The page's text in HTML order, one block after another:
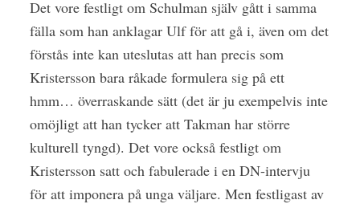
Det vore festligt om Schulman själv gått i samma
fälla som han anklagar Ulf för att gå i, även om det
förstås inte kan uteslutas att han precis som
Kristersson bara råkade formulera sig på ett
hmm… överraskande sätt (det är ju exempelvis inte
omöjligt att han tycker att Takman har större
kulturell tyngd). Det vore också festligt om
Kristersson satt och fabulerade i en DN-intervju
för att imponera på unga väljare. Men festligast av